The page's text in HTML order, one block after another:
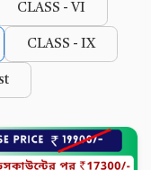
CLASS - VI
CLASS - IX